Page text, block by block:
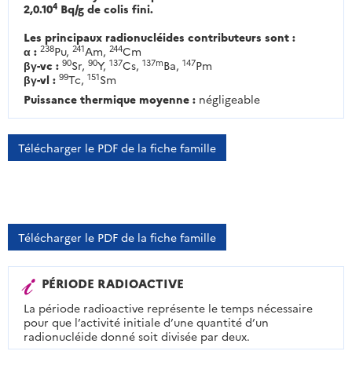
2,0.104Bq/g de colis fini.
Les principaux radionucléides contributeurs sont :
α : 238Pu, 241Am, 244Cm
βγ-vc : 90Sr, 90Y, 137Cs, 137mBa, 147Pm
βγ-vl : 99Tc, 151Sm
Puissance thermique moyenne :négligeable
Télécharger le PDF de la fiche famille
Télécharger le PDF de la fiche famille
PÉRIODE RADIOACTIVE
La période radioactive représente le temps nécessaire
pour que l’activité initiale d’une quantité d’un
radionucléide donné soit divisée par deux.